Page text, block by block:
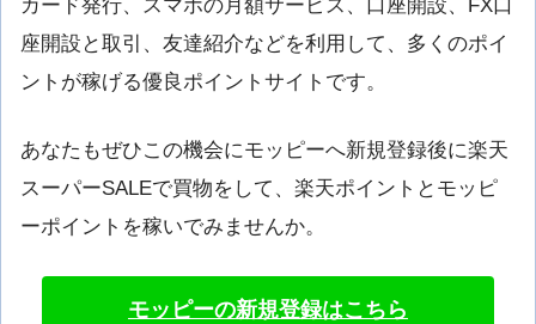
カード発行、スマホの月額サービス、口座開設、FX口
座開設と取引、友達紹介などを利用して、多くのポイ
ントが稼げる優良ポイントサイトです。
あなたもぜひこの機会にモッピーへ新規登録後に楽天
スーパーSALEで買物をして、楽天ポイントとモッピ
ーポイントを稼いでみませんか。
モッピーの新規登録はこちら